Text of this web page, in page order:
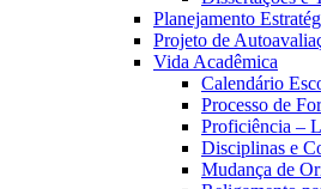
Planejamento
Projeto de
Vida Acadêmica
Calendário
Processo de
Proficiência –
Disciplinas e
Mudança de